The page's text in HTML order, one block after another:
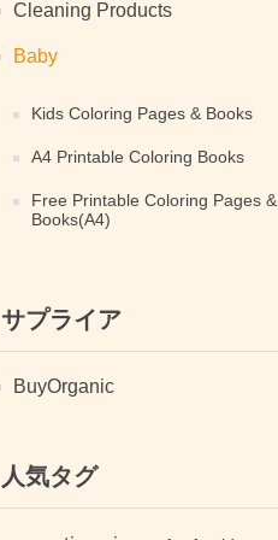
Cleaning Products
Baby
Kids Coloring Pages & Books
A4 Printable Coloring Books
Free Printable Coloring Pages &
Books(A4)
サプライア
BuyOrganic
人気タグ